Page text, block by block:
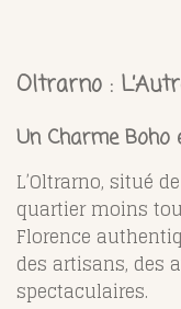
Oltrarno :
Un Charme
L’Oltrarno, situé
quartier moins
Florence
des artisans, des
spectaculaires.